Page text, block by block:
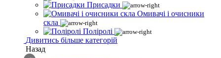
Присадки
Омивачі і очисники
скла
Поліролі
Дивитись більше категорій
Назад